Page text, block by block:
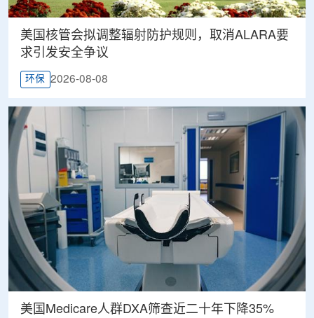
美国核管会拟调整辐射防护规则，取消ALARA要
求引发安全争议
环保 2026-08-08
美国Medicare人群DXA筛查近二十年下降35%